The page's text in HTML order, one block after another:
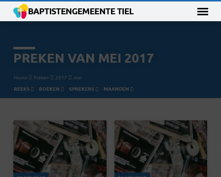
PREKEN VAN MEI 2017
Home Preken 2017 mei
REEKS BOEKEN SPREKERS MAANDEN
PREKEN
VAN
MEI
2017